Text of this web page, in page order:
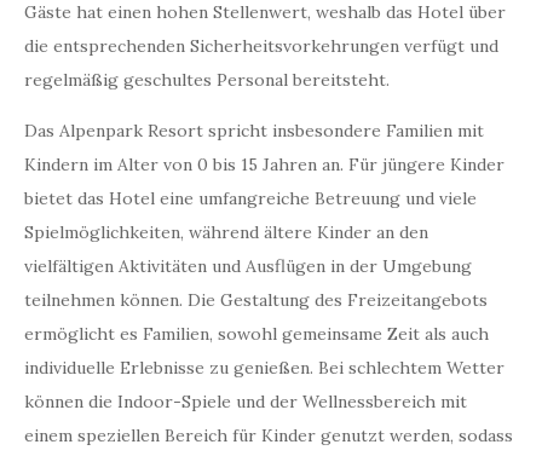
Gäste hat einen hohen Stellenwert, weshalb das Hotel über
die entsprechenden Sicherheitsvorkehrungen verfügt und
regelmäßig geschultes Personal bereitsteht.
Das Alpenpark Resort spricht insbesondere Familien mit
Kindern im Alter von 0 bis 15 Jahren an. Für jüngere Kinder
bietet das Hotel eine umfangreiche Betreuung und viele
Spielmöglichkeiten, während ältere Kinder an den
vielfältigen Aktivitäten und Ausflügen in der Umgebung
teilnehmen können. Die Gestaltung des Freizeitangebots
ermöglicht es Familien, sowohl gemeinsame Zeit als auch
individuelle Erlebnisse zu genießen. Bei schlechtem Wetter
können die Indoor-Spiele und der Wellnessbereich mit
einem speziellen Bereich für Kinder genutzt werden, sodass